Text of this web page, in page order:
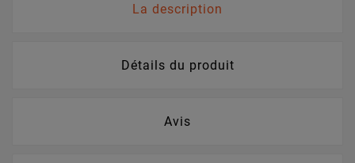
La description
Détails du produit
Avis